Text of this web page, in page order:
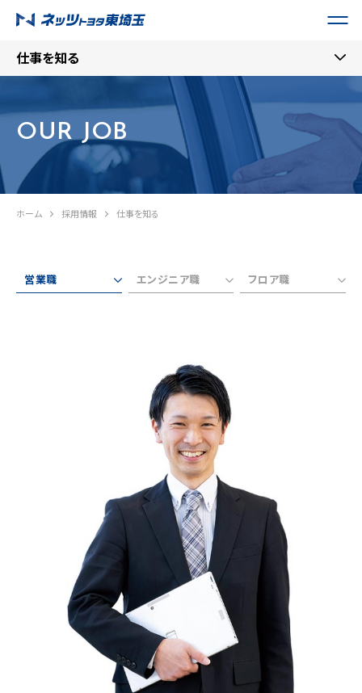
仕事を知る
OUR JOB
ホーム 採用情報 仕事を知る
営業職 エンジニア職 フロア職